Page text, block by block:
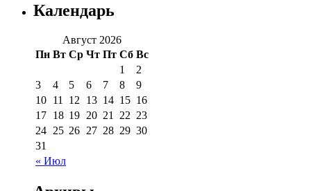
Календарь
Август 2026
Пн Вт Ср Чт Пт Сб Вс
« Июл
1
2
3
4 5 6 7 8
9
10 11 12 13 14 15 16
17 18 19 20 21 22 23
24 25 26 27 28 29 30
31